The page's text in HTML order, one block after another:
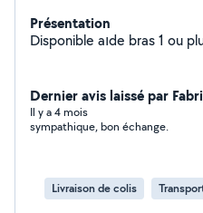
Présentation
Disponible aıde bras 1 ou
Dernier avis laissé par
Il y a 4 mois
sympathique, bon échange.
Livraison de colis